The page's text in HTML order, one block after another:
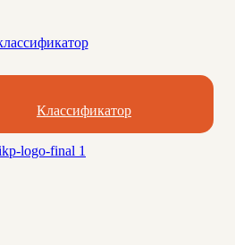
Классификатор